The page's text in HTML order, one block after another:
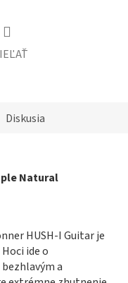
Diskusia
Natural
HUSH-I Guitar je
ide o
a